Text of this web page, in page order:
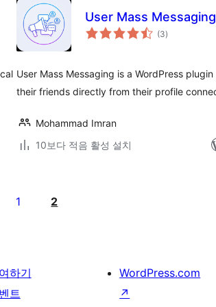
User Mass Messaging
(3전
체)
User Mass Messaging is a WordPress
their friends directly from their profile
Mohammad Imran
10보다 적음 활성 설치
1 2
하기
트
WordPress.com
↗